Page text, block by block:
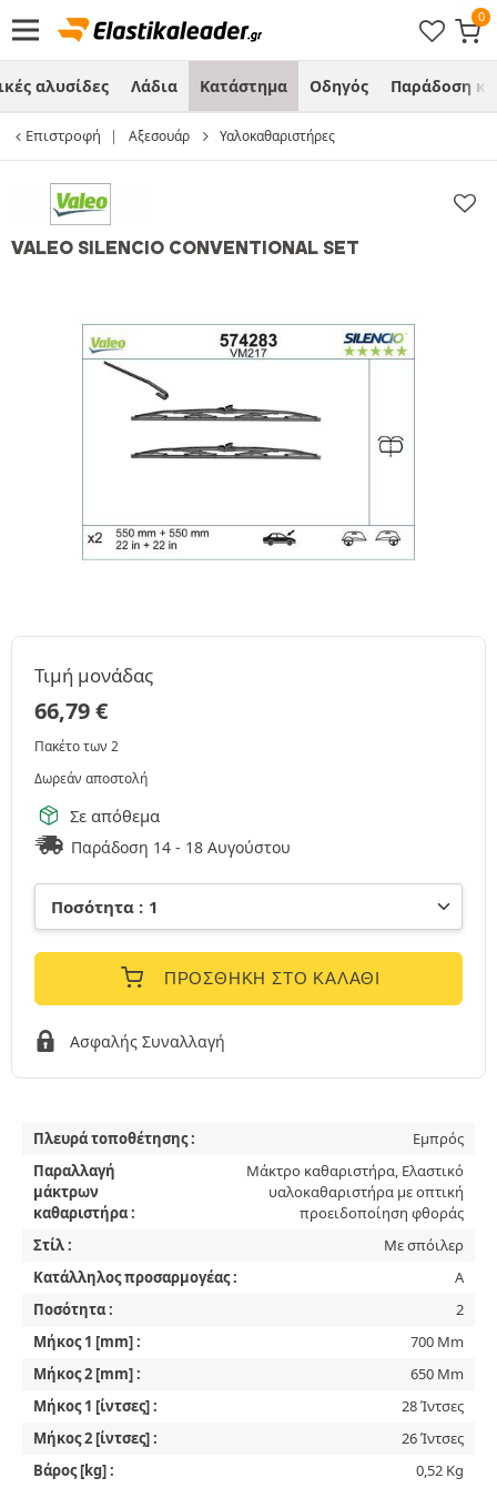
αλυσίδες Λάδια Κατάστημα Οδηγός Παράδοση
Επιστροφή Αξεσουάρ Υαλοκαθαριστήρες
VALEO SILENCIO CONVENTIONAL SET
Τιμή μονάδας
66,79€
Πακέτο των 2
Δωρεάν αποστολή
Σε απόθεμα
Παράδοση 14 - 18 Αυγούστου
ΠΡΟΣΘΉΚΗ ΣΤΟ ΚΑΛΆΘΙ
Ασφαλής Συναλλαγή
Πλευρά τοποθέτησης :
Εμπρός
Παραλλαγή
μάκτρων
καθαριστήρα :
Μάκτρο καθαριστήρα, Ελαστικό
υαλοκαθαριστήρα με οπτική
προειδοποίηση φθοράς
Στίλ :
Με σπόιλερ
Kατάλληλος προσαρμογέας :
A
Ποσότητα :
2
Μήκος 1 [mm] :
700 Mm
Μήκος 2 [mm] :
650 Mm
Μήκος 1 [ίντσες] :
28 Ίντσες
Μήκος 2 [ίντσες] :
26 Ίντσες
Βάρος [kg] :
0,52 Kg